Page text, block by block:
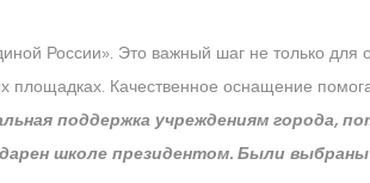
России». Это важный шаг не только для
Качественное оснащение
поддержка учреждениям города,
школе президентом. Были